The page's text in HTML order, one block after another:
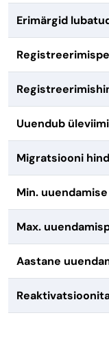
Erimärgid
Uuendub
Migratsiooni hind
Min.
Max.
Aastane